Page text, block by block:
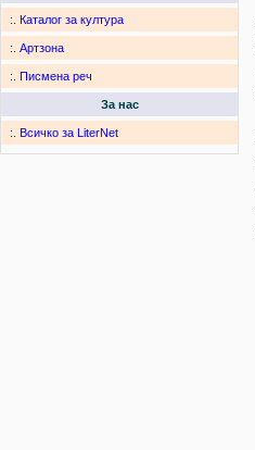
:. Каталог за култура
:. Артзона
:. Писмена реч
За нас
:. Всичко за LiterNet